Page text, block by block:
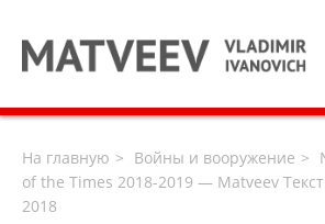
На главную Войны и вооружение
of the Times 2018-2019 — Matveev
2018